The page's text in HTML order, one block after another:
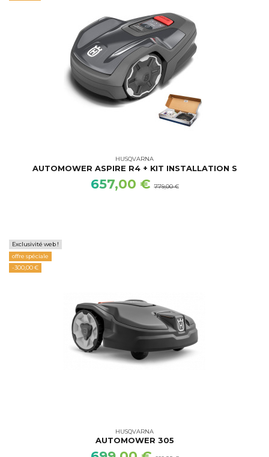
HUSQVARNA
AUTOMOWER ASPIRE R4 + KIT INSTALLATION S
657,00 €779,00 €
Exclusivité web !
offre spéciale
-300,00 €
HUSQVARNA
AUTOMOWER 305